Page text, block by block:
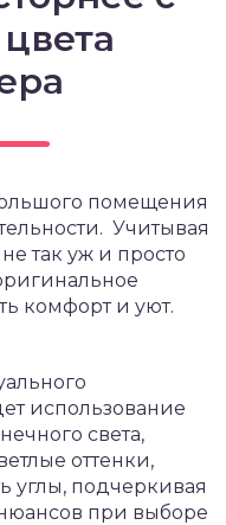
помещения
Учитывая
так уж и просто
комфорт и уют.
использование
света,
оттенки,
углы, подчеркивая
при выборе